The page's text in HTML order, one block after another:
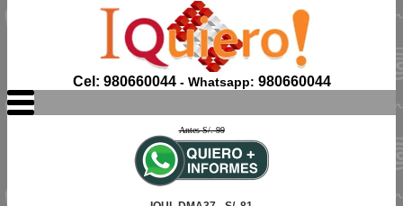
Cel: 980660044- Whatsapp: 980660044
Antes S/. 99